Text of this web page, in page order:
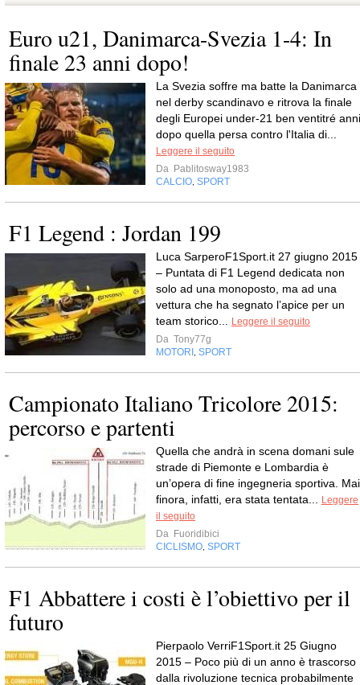
Euro u21, Danimarca-Svezia 1-4: In
finale 23 anni dopo!
La Svezia soffre ma batte la Danimarca
nel derby scandinavo e ritrova la finale
degli Europei under-21 ben ventitré anni
dopo quella persa contro l'Italia di...
Leggere il seguito
Da Pablitosway1983
CALCIO SPORT
F1 Legend : Jordan 199
Luca SarperoF1Sport.it 27 giugno 2015
– Puntata di F1 Legend dedicata non
solo ad una monoposto, ma ad una
vettura che ha segnato l’apice per un
team storico...
Leggere il seguito
Da Tony77g
MOTORI
SPORT
Campionato Italiano Tricolore 2015:
percorso e partenti
Quella che andrà in scena domani sule
strade di Piemonte e Lombardia è
un’opera di fine ingegneria sportiva. Mai
finora, infatti, era stata tentata...
Leggere
il seguito
Da Fuoridibici
CICLISMO SPORT
F1 Abbattere i costi è l’obiettivo per il
futuro
Pierpaolo VerriF1Sport.it 25 Giugno
2015 – Poco più di un anno è trascorso
dalla rivoluzione tecnica probabilmente